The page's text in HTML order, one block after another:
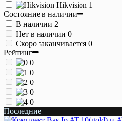
Hikvision 1
Состояние в наличии
В наличии 2
Нет в наличии 0
Скоро заканчивается 0
Рейтинг
0
0
0
0
0
Последние